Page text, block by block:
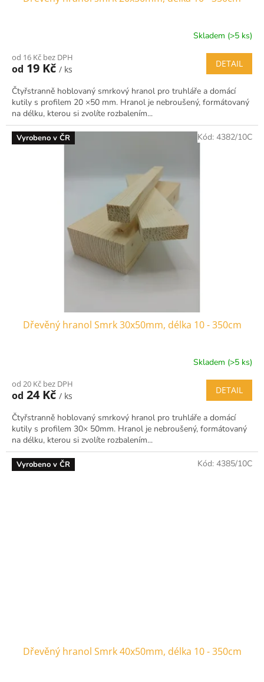
Skladem (>5 ks)
od 16 Kč bez DPH
od 19 Kč / ks
DETAIL
Čtyřstranně hoblovaný smrkový hranol pro truhláře a domácí
kutily s profilem 20 ×50 mm. Hranol je nebroušený, formátovaný
na délku, kterou si zvolíte rozbalením...
Vyrobeno v ČR
Dřevěný hranol Smrk 30x50mm, délka 10 - 350cm
Skladem (>5 ks)
od 20 Kč bez DPH
od 24 Kč / ks
DETAIL
Čtyřstranně hoblovaný smrkový hranol pro truhláře a domácí
kutily s profilem 30× 50mm. Hranol je nebroušený, formátovaný
na délku, kterou si zvolíte rozbalením...
Kód: 4382/10C
Vyrobeno v ČR
Dřevěný hranol Smrk 40x50mm, délka 10 - 350cm
Kód: 4385/10C